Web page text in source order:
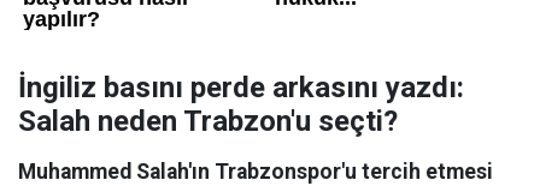
İngiliz basını perde arkasını yazdı:
Salah neden Trabzon'u seçti?
Muhammed Salah'ın Trabzonspor'u tercih etmesi